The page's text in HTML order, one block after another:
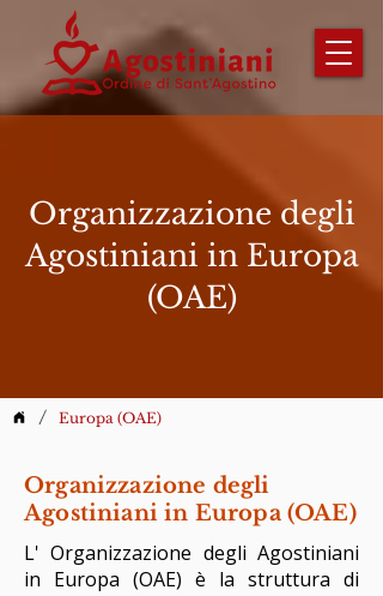
Organizzazione degli
Agostiniani in Europa
(OAE)
/ Europa (OAE)
Organizzazione degli
Agostiniani in Europa (OAE)
L' Organizzazione degli Agostiniani
in Europa (OAE) è la struttura di